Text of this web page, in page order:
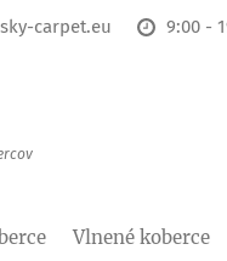
carpet.eu 9:00 -
Vlnené koberce